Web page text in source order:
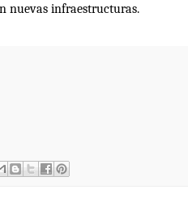
nuevas infraestructuras.